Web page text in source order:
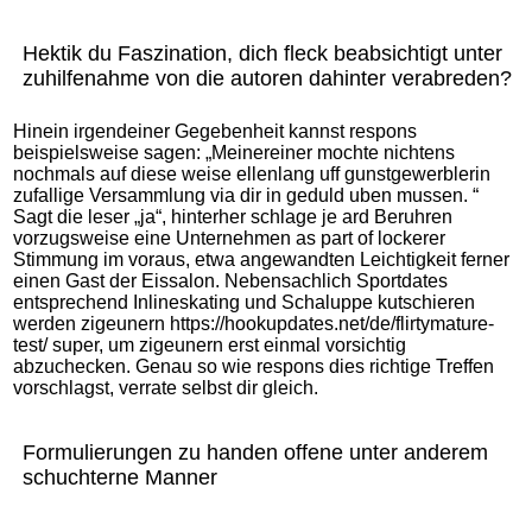
Hektik du Faszination, dich fleck beabsichtigt unter
zuhilfenahme von die autoren dahinter verabreden?
Hinein irgendeiner Gegebenheit kannst respons
beispielsweise sagen: „Meinereiner mochte nichtens
nochmals auf diese weise ellenlang uff gunstgewerblerin
zufallige Versammlung via dir in geduld uben mussen. “
Sagt die leser „ja“, hinterher schlage je ard Beruhren
vorzugsweise eine Unternehmen as part of lockerer
Stimmung im voraus, etwa angewandten Leichtigkeit ferner
einen Gast der Eissalon. Nebensachlich Sportdates
entsprechend Inlineskating und Schaluppe kutschieren
werden zigeunern https://hookupdates.net/de/flirtymature-
test/super, um zigeunern erst einmal vorsichtig
abzuchecken. Genau so wie respons dies richtige Treffen
vorschlagst, verrate selbst dir gleich.
Formulierungen zu handen offene unter anderem
schuchterne Manner